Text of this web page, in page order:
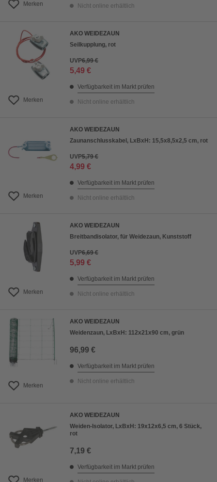
Merken Nicht online erhältlich
Merken
AKO WEIDEZAUN
Seilkupplung, rot
UVP6,99 €
5,49 €
Verfügbarkeit im Markt prüfen
Nicht online erhältlich
Merken
AKO WEIDEZAUN
Zaunanschlusskabel, LxBxH: 15,5x8,5x2,5 cm, rot
UVP5,79 €
4,99 €
Verfügbarkeit im Markt prüfen
Nicht online erhältlich
Merken
AKO WEIDEZAUN
Breitbandisolator, für Weidezaun, Kunststoff
UVP6,69 €
5,99 €
Verfügbarkeit im Markt prüfen
Nicht online erhältlich
Merken
AKO WEIDEZAUN
Weidenzaun, LxBxH: 112x21x90 cm, grün
96,99 €
Verfügbarkeit im Markt prüfen
Nicht online erhältlich
Merken
AKO WEIDEZAUN
Weiden-Isolator, LxBxH: 19x12x6,5 cm, 6 Stück,
rot
7,19 €
Verfügbarkeit im Markt prüfen